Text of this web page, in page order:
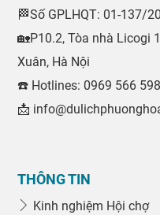
🏁Số GPLHQT: 01-137/
🏡P10.2, Tòa nhà Licogi
Xuân, Hà Nội
☎️ Hotlines: 0969 566 598
📩
THÔNG TIN
Kinh nghiệm Hội chợ